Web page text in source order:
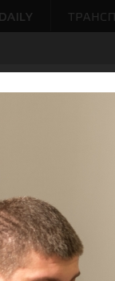
2018.